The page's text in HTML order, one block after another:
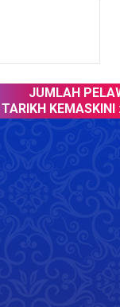
JUMLAH
TARIKH KEMASKINI :